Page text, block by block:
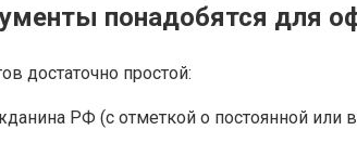
понадобятся для
достаточно простой:
РФ (с отметкой о постоянной или